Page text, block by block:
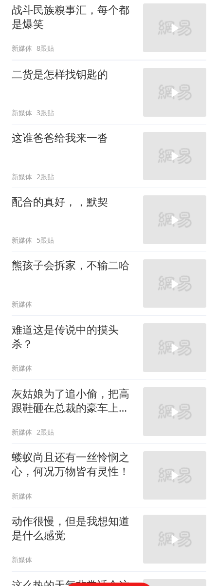
战斗民族糗事汇，每个都
是爆笑
新媒体 8跟贴
二货是怎样找钥匙的
新媒体 3跟贴
这谁爸爸给我来一沓
新媒体 2跟贴
配合的真好，，默契
新媒体 5跟贴
熊孩子会拆家，不输二哈
新媒体
难道这是传说中的摸头
杀？
新媒体
灰姑娘为了追小偷，把高
跟鞋砸在总裁的豪车上，
新媒体 2跟贴
蝼蚁尚且还有一丝怜悯之
心，何况万物皆有灵性！
新媒体
动作很慢，但是我想知道
是什么感觉
新媒体